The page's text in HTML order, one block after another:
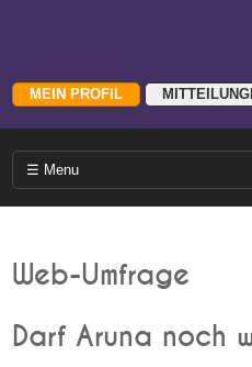
Web-Umfrage
Darf Aruna noch